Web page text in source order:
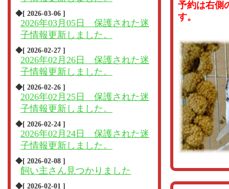
◆[ 2026-03-06 ]
2026年03月05日 保護された迷
子情報更新しました。
◆[ 2026-02-27 ]
2026年02月26日 保護された迷
子情報更新しました。
◆[ 2026-02-26 ]
2026年02月25日 保護された迷
子情報更新しました。
◆[ 2026-02-24 ]
2026年02月24日 保護された迷
子情報更新しました。
◆[ 2026-02-08 ]
飼い主さん見つかりました
◆[ 2026-02-01 ]
予約は右側
す。